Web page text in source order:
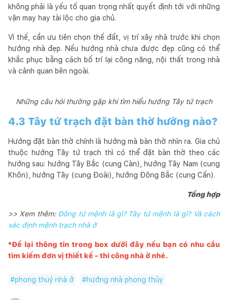
không phải là yếu tố quan trọng nhất quyết định tới với những
vận may hay tài lộc cho gia chủ.
Vì thế, cần ưu tiên chọn thế đất, vị trí xây nhà trước khi chọn
hướng nhà đẹp. Nếu hướng nhà chưa được đẹp cũng có thể
khắc phục bằng cách bố trí lại công năng, nội thất trong nhà
và cảnh quan bên ngoài.
Những câu hỏi thường gặp khi tìm hiểu hướng Tây tứ trạch
4.3 Tây tứ trạch đặt bàn thờ hướng nào?
Hướng đặt bàn thờ chính là hướng mà bàn thờ nhìn ra. Gia chủ
thuộc hướng Tây tứ trạch thì có thể đặt bàn thờ theo các
hướng sau: hướng Tây Bắc (cung Càn), hướng Tây Nam (cung
Khôn), hướng Tây (cung Đoài), hướng Đông Bắc (cung Cấn).
Tổng hợp
>> Xem thêm: Đông tứ mệnh là gì? Tây tứ mệnh là gì? Và cách
xác định mệnh trạch nhà ở
*Để lại thông tin trong box dưới đây nếu bạn có nhu cầu
tìm kiếm đơn vị thiết kế - thi công nhà ở nhé.
#phong thuỷ nhà ở #hướng nhà phong thủy